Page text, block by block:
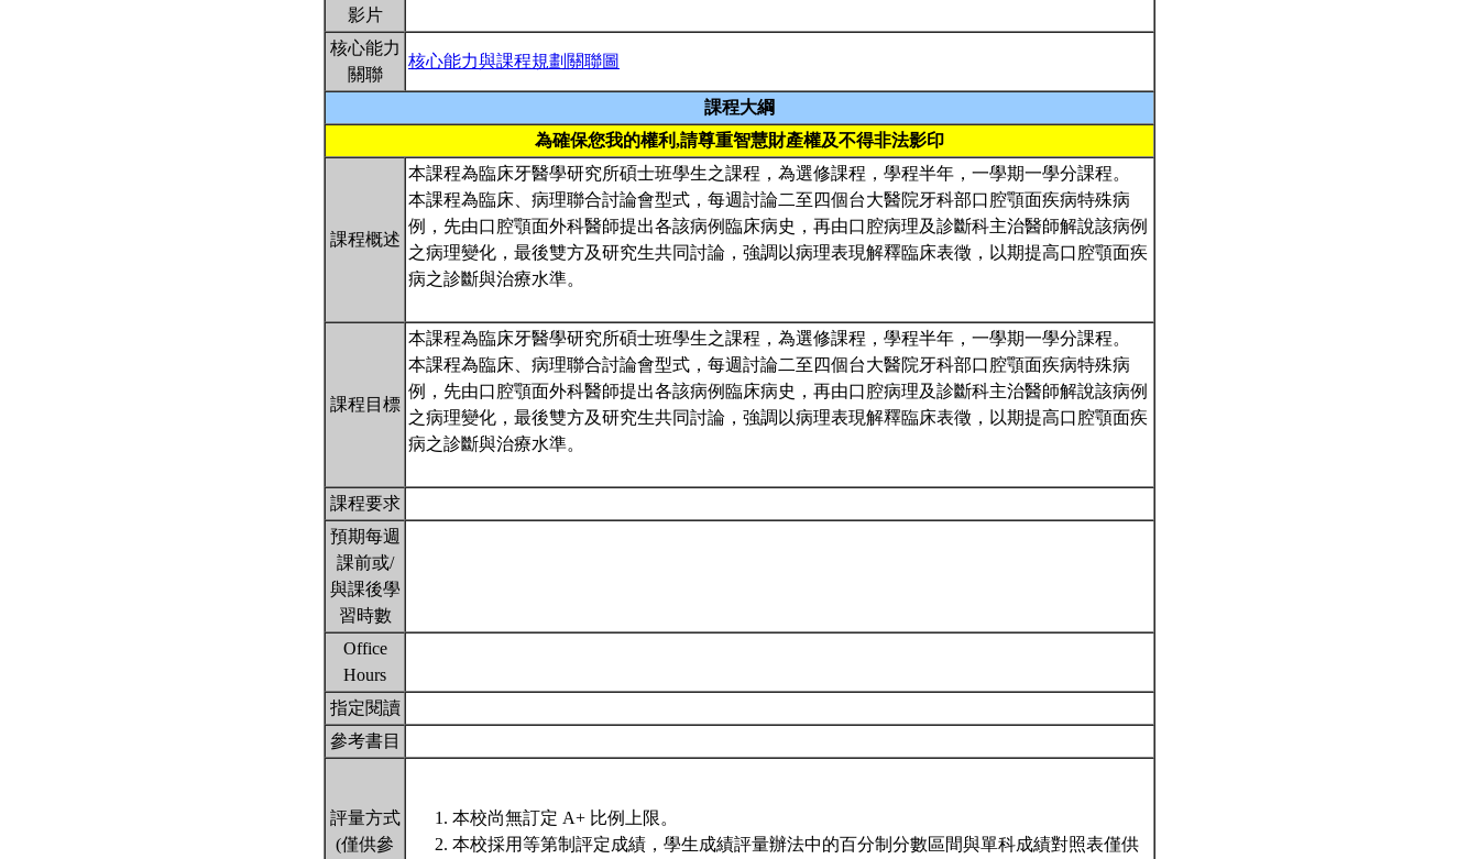
影片
核心能力
關聯
核心能力與課程規劃關聯圖
課程大綱
為確保您我的權利,請尊重智慧財產權及不得非法影印
課程概述
本課程為臨床牙醫學研究所碩士班學生之課程，為選修課程，學程半年，一學期一學分課程。
本課程為臨床、病理聯合討論會型式，每週討論二至四個台大醫院牙科部口腔顎面疾病特殊病
例，先由口腔顎面外科醫師提出各該病例臨床病史，再由口腔病理及診斷科主治醫師解說該病例
之病理變化，最後雙方及研究生共同討論，強調以病理表現解釋臨床表徵，以期提高口腔顎面疾
病之診斷與治療水準。
課程目標
本課程為臨床牙醫學研究所碩士班學生之課程，為選修課程，學程半年，一學期一學分課程。
本課程為臨床、病理聯合討論會型式，每週討論二至四個台大醫院牙科部口腔顎面疾病特殊病
例，先由口腔顎面外科醫師提出各該病例臨床病史，再由口腔病理及診斷科主治醫師解說該病例
之病理變化，最後雙方及研究生共同討論，強調以病理表現解釋臨床表徵，以期提高口腔顎面疾
病之診斷與治療水準。
課程要求
預期每週
課前或/
與課後學
習時數
Office
Hours
指定閱讀
參考書目
評量方式
(僅供參
本校尚無訂定 A+ 比例上限。
本校採用等第制評定成績，學生成績評量辦法中的百分制分數區間與單科成績對照表僅供